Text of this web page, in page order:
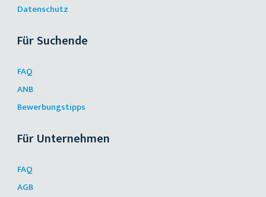
Datenschutz
Für Suchende
FAQ
ANB
Bewerbungstipps
Für Unternehmen
FAQ
AGB